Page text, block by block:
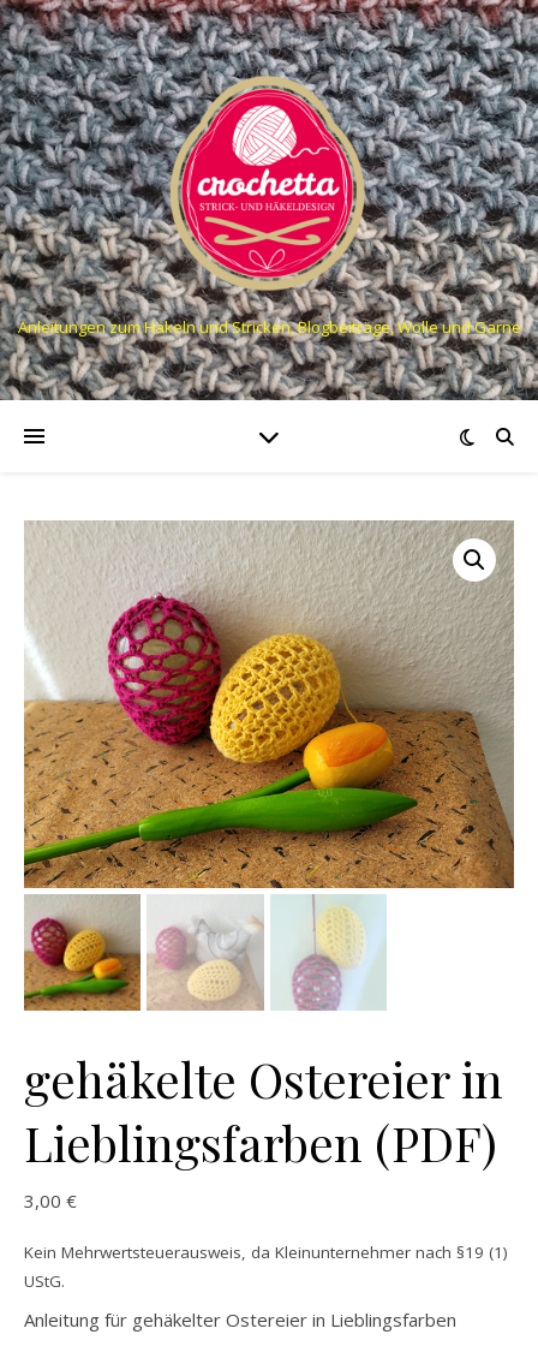
Anleitungen zum Häkeln und Stricken, Blogbeiträge, Wolle und Garne
gehäkelte Ostereier in
Lieblingsfarben (PDF)
3,00 €
Kein Mehrwertsteuerausweis, da Kleinunternehmer nach §19 (1)
UStG.
Anleitung für gehäkelter Ostereier in Lieblingsfarben